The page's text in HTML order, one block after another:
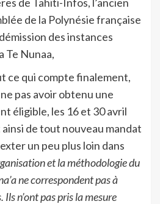
de la Polynésie française
des instances
Te Nunaa,
ce qui compte finalement,
pas avoir obtenu une
éligible, les 16 et 30 avril
de tout nouveau mandat
un peu plus loin dans
et la méthodologie du
ne correspondent pas à
Ils n’ont pas pris la mesure